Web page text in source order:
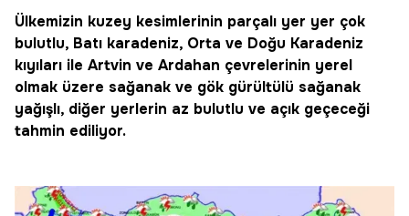
Ülkemizin kuzey kesimlerinin parçalı yer yer çok
bulutlu, Batı karadeniz, Orta ve Doğu Karadeniz
kıyıları ile Artvin ve Ardahan çevrelerinin yerel
olmak üzere sağanak ve gök gürültülü sağanak
yağışlı, diğer yerlerin az bulutlu ve açık geçeceği
tahmin ediliyor.